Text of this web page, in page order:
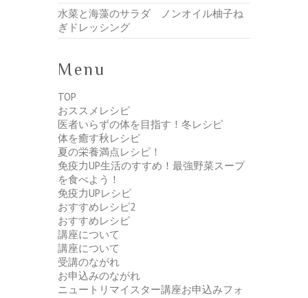
水菜と海藻のサラダ ノンオイル柚子ね
ぎドレッシング
Menu
TOP
おススメレシピ
医者いらずの体を目指す！冬レシピ
体を癒す秋レシピ
夏の栄養満点レシピ！
免疫力UP生活のすすめ！最強野菜スープ
を食べよう！
免疫力UPレシピ
おすすめレシピ2
おすすめレシピ
講座について
講座について
受講のながれ
お申込みのながれ
ニュートリマイスター講座お申込みフォ